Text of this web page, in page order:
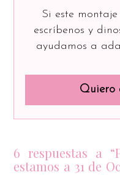
Si este
escríbenos y
ayudamos a
Quiero
6 respuestas a
estamos a 31 de